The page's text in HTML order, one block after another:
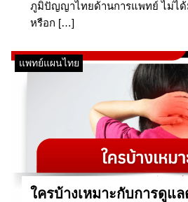
ภูมิปัญญาไทยด้านการแพทย์ ไม่ได้
หรือก […]
แพทย์แผนไทย
ใครบ้างเหมาะกับการดูแ